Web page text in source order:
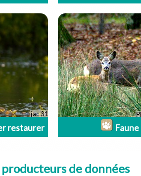
restaurer Faune
producteurs de données